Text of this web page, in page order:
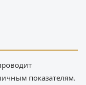
показателям.